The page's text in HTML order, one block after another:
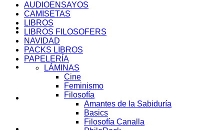
SOBRE MI
AUDIOENSAYOS
AUDIOENSAYOS
CAMISETAS
LIBROS
LIBROS FILOSOFERS
NAVIDAD
PACKS LIBROS
PAPELERÍA
LÁMINAS
Cine
Feminismo
Filosofía
Amantes de la Sabiduría
Basics
Filosofía Canalla